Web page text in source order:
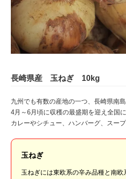
長崎県産 玉ねぎ 10kg
九州でも有数の産地の一つ、長崎県南
4月～6月頃に収穫の最盛期を迎え全国
カレーやシチュー、ハンバーグ、スー
玉ねぎ
玉ねぎには東欧系の辛み品種と南欧